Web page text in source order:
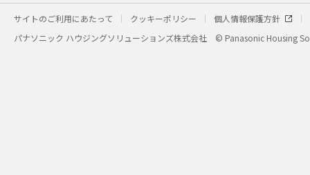
サイトのご利用にあたって クッキーポリシー
個人情報保護方針
パナソニック ハウジングソリューションズ株式会社
© Panasonic Housing